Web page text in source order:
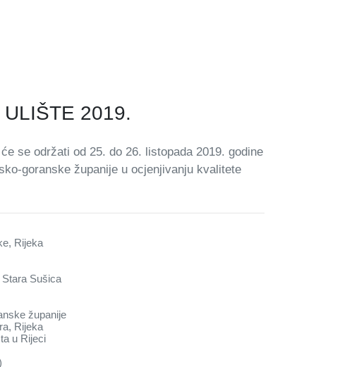
2019.
se održati od 25. do 26. listopada 2019. godine
goranske županije u ocjenjivanju kvalitete
Rijeka
Sušica
županije
Rijeka
u Rijeci